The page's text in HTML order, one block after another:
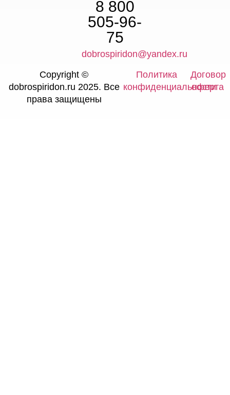
8 800
505-96-
75
dobrospiridon@yandex.ru
Copyright ©
dobrospiridon.ru 2025. Все
права защищены
Политика
конфиденциальности
Договор
оферта